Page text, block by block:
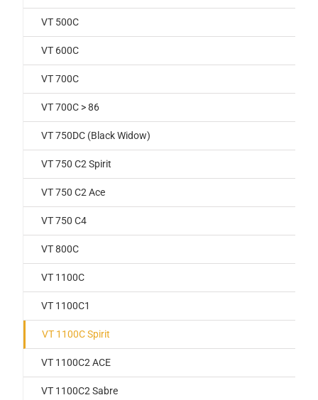
VT 500C
VT 600C
VT 700C
VT 700C > 86
VT 750DC (Black Widow)
VT 750 C2 Spirit
VT 750 C2 Ace
VT 750 C4
VT 800C
VT 1100C
VT 1100C1
VT 1100C Spirit
VT 1100C2 ACE
VT 1100C2 Sabre